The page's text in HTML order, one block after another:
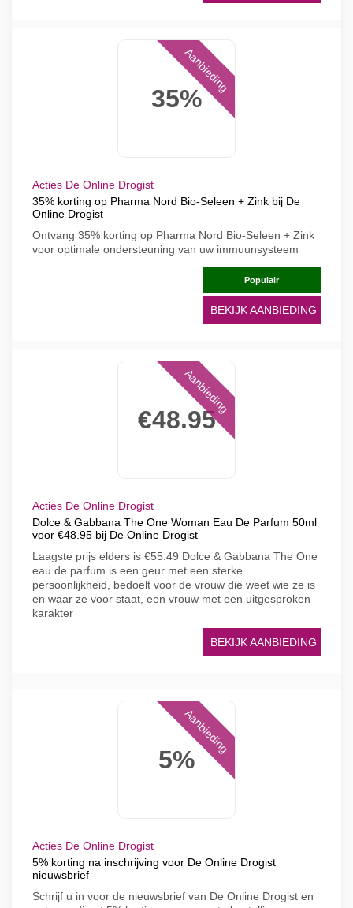
35%
Aanbieding
Acties De Online Drogist
35% korting op Pharma Nord Bio-Seleen + Zink bij De
Online Drogist
Ontvang 35% korting op Pharma Nord Bio-Seleen + Zink
voor optimale ondersteuning van uw immuunsysteem
Populair
BEKIJK AANBIEDING
€48.95
Aanbieding
Acties De Online Drogist
Dolce & Gabbana The One Woman Eau De Parfum 50ml
voor €48.95 bij De Online Drogist
Laagste prijs elders is €55.49 Dolce & Gabbana The One
eau de parfum is een geur met een sterke
persoonlijkheid, bedoelt voor de vrouw die weet wie ze is
en waar ze voor staat, een vrouw met een uitgesproken
karakter
BEKIJK AANBIEDING
5%
Aanbieding
Acties De Online Drogist
5% korting na inschrijving voor De Online Drogist
nieuwsbrief
Schrijf u in voor de nieuwsbrief van De Online Drogist en